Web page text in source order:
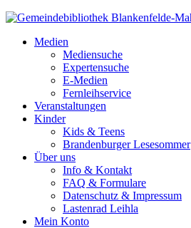
Medien
Mediensuche
Expertensuche
E-Medien
Fernleihservice
Veranstaltungen
Kinder
Kids & Teens
Brandenburger Lesesommer
Über uns
Info & Kontakt
FAQ & Formulare
Datenschutz & Impressum
Lastenrad Leihla
Mein Konto